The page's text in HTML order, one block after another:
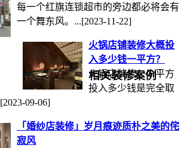
每一个红旗连锁超市的旁边都必将会有
一个舞东风。...[2023-11-22]
火锅店铺装修大概投
入多少钱一平方？
火锅店装修一个平方
投入多少钱是完全取
[2023-09-06]
「婚纱店装修」岁月痕迹质朴之美的侘
寂风
相关装修案例